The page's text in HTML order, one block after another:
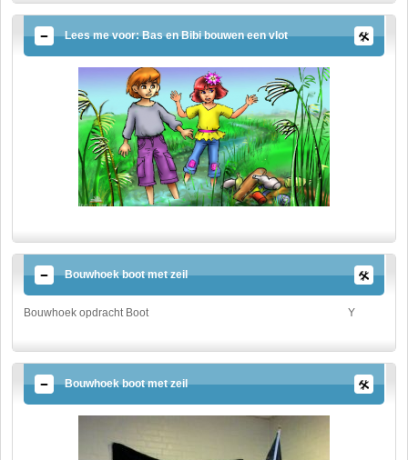
Lees me voor: Bas en Bibi bouwen een vlot
Bouwhoek boot met zeil
Bouwhoek opdracht Boot Y
Bouwhoek boot met zeil